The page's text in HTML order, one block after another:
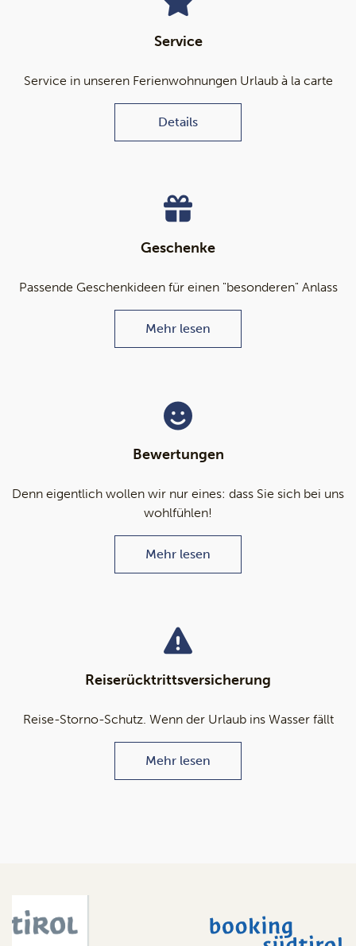
Service
Service in unseren Ferienwohnungen Urlaub à la carte
Details
Geschenke
Passende Geschenkideen für einen "besonderen" Anlass
Mehr lesen
Bewertungen
Denn eigentlich wollen wir nur eines: dass Sie sich bei uns
wohlfühlen!
Mehr lesen
Reiserücktrittsversicherung
Reise-Storno-Schutz. Wenn der Urlaub ins Wasser fällt
Mehr lesen